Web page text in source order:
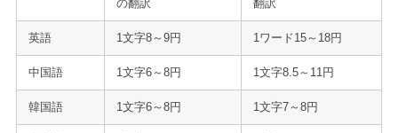
の翻訳
翻訳
英語 1文字8～9円 1ワード15～18円
中国語 1文字6～8円 1文字8.5～11円
韓国語 1文字6～8円 1文字7～8円